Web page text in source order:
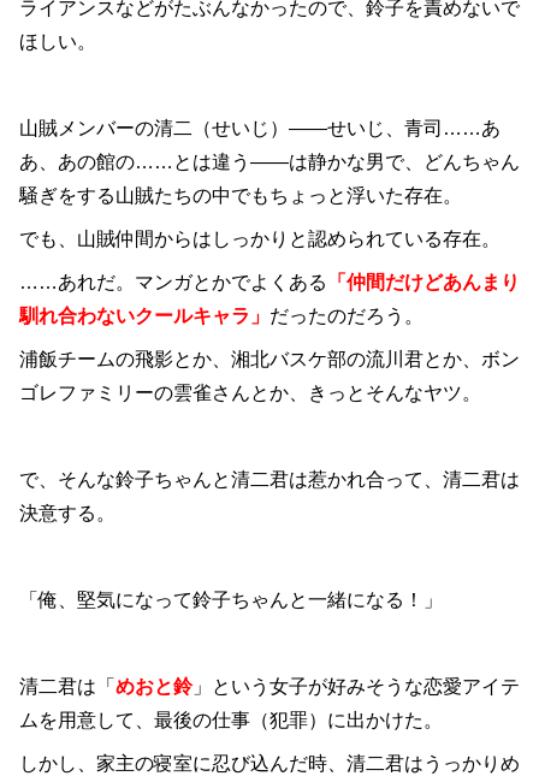
ライアンスなどがたぶんなかったので、鈴子を責めないで
ほしい。
山賊メンバーの清二（せいじ）――せいじ、青司……あ
あ、あの館の……とは違う――は静かな男で、どんちゃん
騒ぎをする山賊たちの中でもちょっと浮いた存在。
でも、山賊仲間からはしっかりと認められている存在。
……あれだ。マンガとかでよくある
「仲間だけどあんまり
馴れ合わないクールキャラ」 だったのだろう。
浦飯チームの飛影とか、湘北バスケ部の流川君とか、ボン
ゴレファミリーの雲雀さんとか、きっとそんなヤツ。
で、そんな鈴子ちゃんと清二君は惹かれ合って、清二君は
決意する。
「俺、堅気になって鈴子ちゃんと一緒になる！」
清二君は「 めおと鈴」という女子が好みそうな恋愛アイテ
ムを用意して、最後の仕事（犯罪）に出かけた。
しかし、家主の寝室に忍び込んだ時、清二君はうっかりめ